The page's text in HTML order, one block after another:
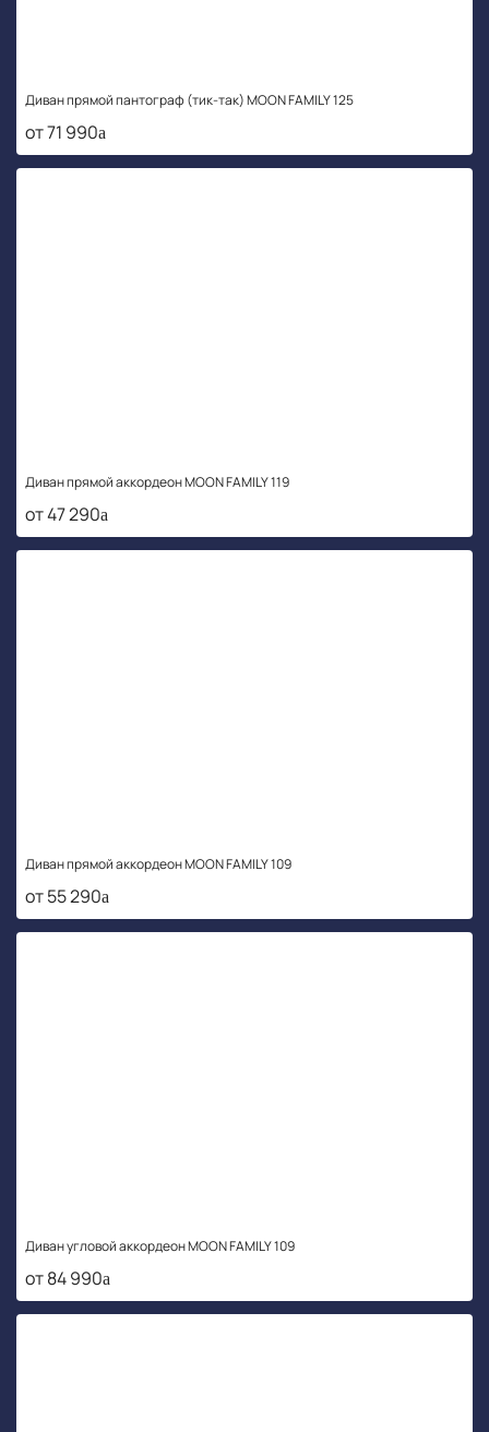
Диван прямой пантограф (тик-так) MOON FAMILY 125
от 71 990
Диван прямой аккордеон MOON FAMILY 119
от 47 290
Диван прямой аккордеон MOON FAMILY 109
от 55 290
Диван угловой аккордеон MOON FAMILY 109
от 84 990